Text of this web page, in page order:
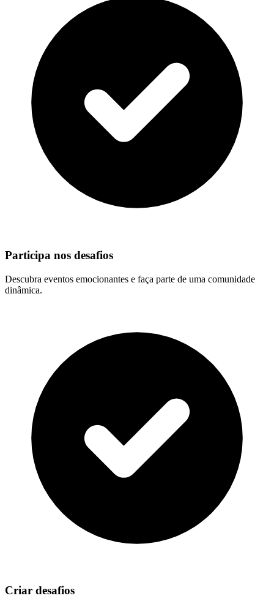
Participa nos desafios
Descubra eventos emocionantes e faça parte de uma comunidade
dinâmica.
Criar desafios